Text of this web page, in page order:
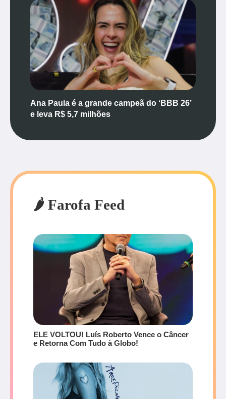
Ana Paula é a grande campeã do ‘BBB 26’
e leva R$ 5,7 milhões
🌶️ Farofa Feed
ELE VOLTOU! Luís Roberto Vence o Câncer
e Retorna Com Tudo à Globo!